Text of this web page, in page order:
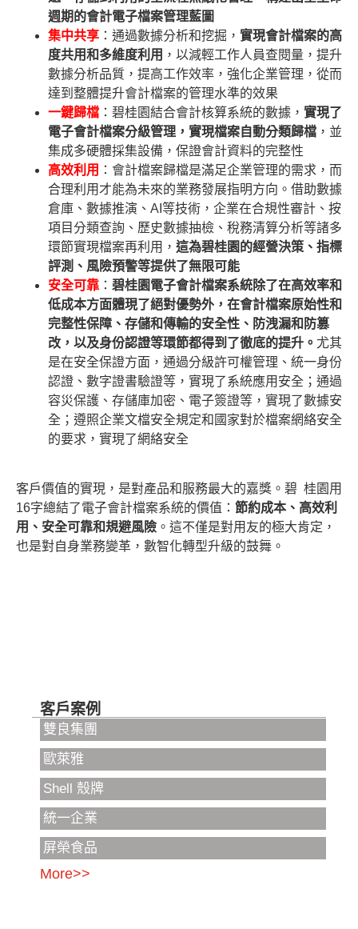
週期的會計電子檔案管理藍圖
集中共享 ：通過數據分析和挖掘， 實現會計檔案的高
度共用和多維度利用 ，以減輕工作人員查閱量，提升
數據分析品質，提高工作效率，強化企業管理，從而
達到整體提升會計檔案的管理水準的效果
一鍵歸檔 ：碧桂園結合會計核算系統的數據， 實現了
電子會計檔案分級管理，實現檔案自動分類歸檔 ，並
集成多硬體採集設備，保證會計資料的完整性
高效利用 ：會計檔案歸檔是滿足企業管理的需求，而
合理利用才能為未來的業務發展指明方向。借助數據
倉庫、數據推演、AI等技術，企業在合規性審計、按
項目分類查詢、歷史數據抽檢、稅務清算分析等諸多
環節實現檔案再利用， 這為碧桂園的經營決策、指標
評測、風險預警等提供了無限可能
安全可靠 ： 碧桂園電子會計檔案系統除了在高效率和
低成本方面體現了絕對優勢外，在會計檔案原始性和
完整性保障、存儲和傳輸的安全性、防洩漏和防篡
改，以及身份認證等環節都得到了徹底的提升。 尤其
是在安全保證方面，通過分級許可權管理、統一身份
認證、數字證書驗證等，實現了系統應用安全；通過
容災保護、存儲庫加密、電子簽證等，實現了數據安
全；遵照企業文檔安全規定和國家對於檔案網絡安全
的要求，實現了網絡安全
客戶價值的實現，是對產品和服務最大的嘉獎。碧 桂園用
16字總結了電子會計檔案系統的價值： 節約成本、高效利
用、安全可靠和規避風險 。這不僅是對用友的極大肯定，
也是對自身業務變革，數智化轉型升級的鼓舞。
客戶案例
雙良集團
歐萊雅
Shell 殼牌
統一企業
屏榮食品
More>>